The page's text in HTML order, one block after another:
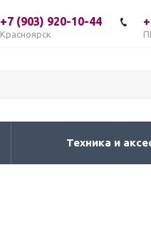
+7 (903) 920-10-44
Красноярск
Техника и